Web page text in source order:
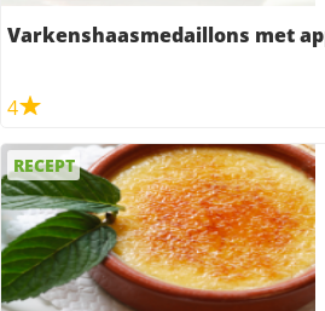
Varkenshaasmedaillons met
4
RECEPT